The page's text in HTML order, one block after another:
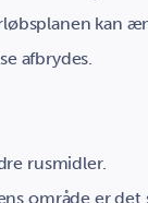
kan
afbrydes.
rusmidler.
område er